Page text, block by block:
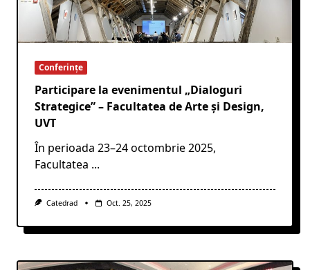
Conferințe
Participare la evenimentul „Dialoguri
Strategice” – Facultatea de Arte și Design,
UVT
În perioada 23–24 octombrie 2025,
Facultatea ...
Catedrad Oct. 25, 2025